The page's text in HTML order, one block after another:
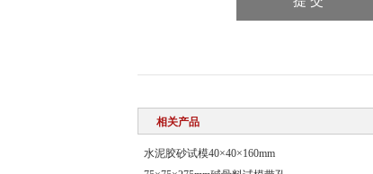
相关产品
水泥胶砂试模40×40×160mm